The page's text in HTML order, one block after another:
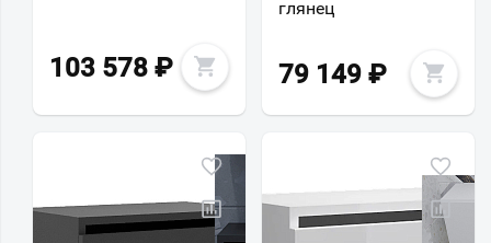
103 578 ₽
глянец
79 149 ₽